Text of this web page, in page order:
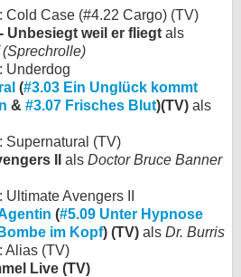
Cold Case (#4.22 Cargo) (TV)
Unbesiegt weil er fliegt als
Underdog
(#3.03 Ein Unglück kommt
& #3.07 Frisches Blut)(TV) als
Supernatural (TV)
II als Doctor Bruce Banner
Avengers II
(#5.09 Unter Hypnose
im Kopf) (TV) als Dr. Burris
Alias (TV)
Live (TV)